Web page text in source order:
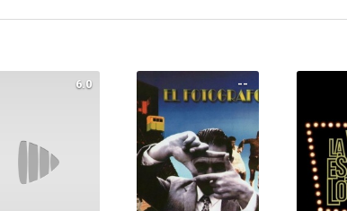
6.0 --